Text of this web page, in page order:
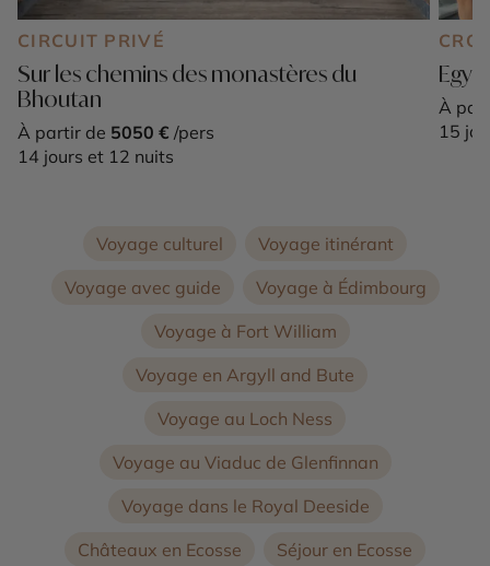
CIRCUIT PRIVÉ
Sur les chemins des monastères du
Bhoutan
À partir de 5050 € /pers
14 jours et 12 nuits
À
15
Voyage culturel
Voyage itinérant
Voyage avec guide
Voyage à Édimbourg
Voyage à Fort William
Voyage en Argyll and Bute
Voyage au Loch Ness
Voyage au Viaduc de Glenfinnan
Voyage dans le Royal Deeside
Châteaux en Ecosse
Séjour en Ecosse